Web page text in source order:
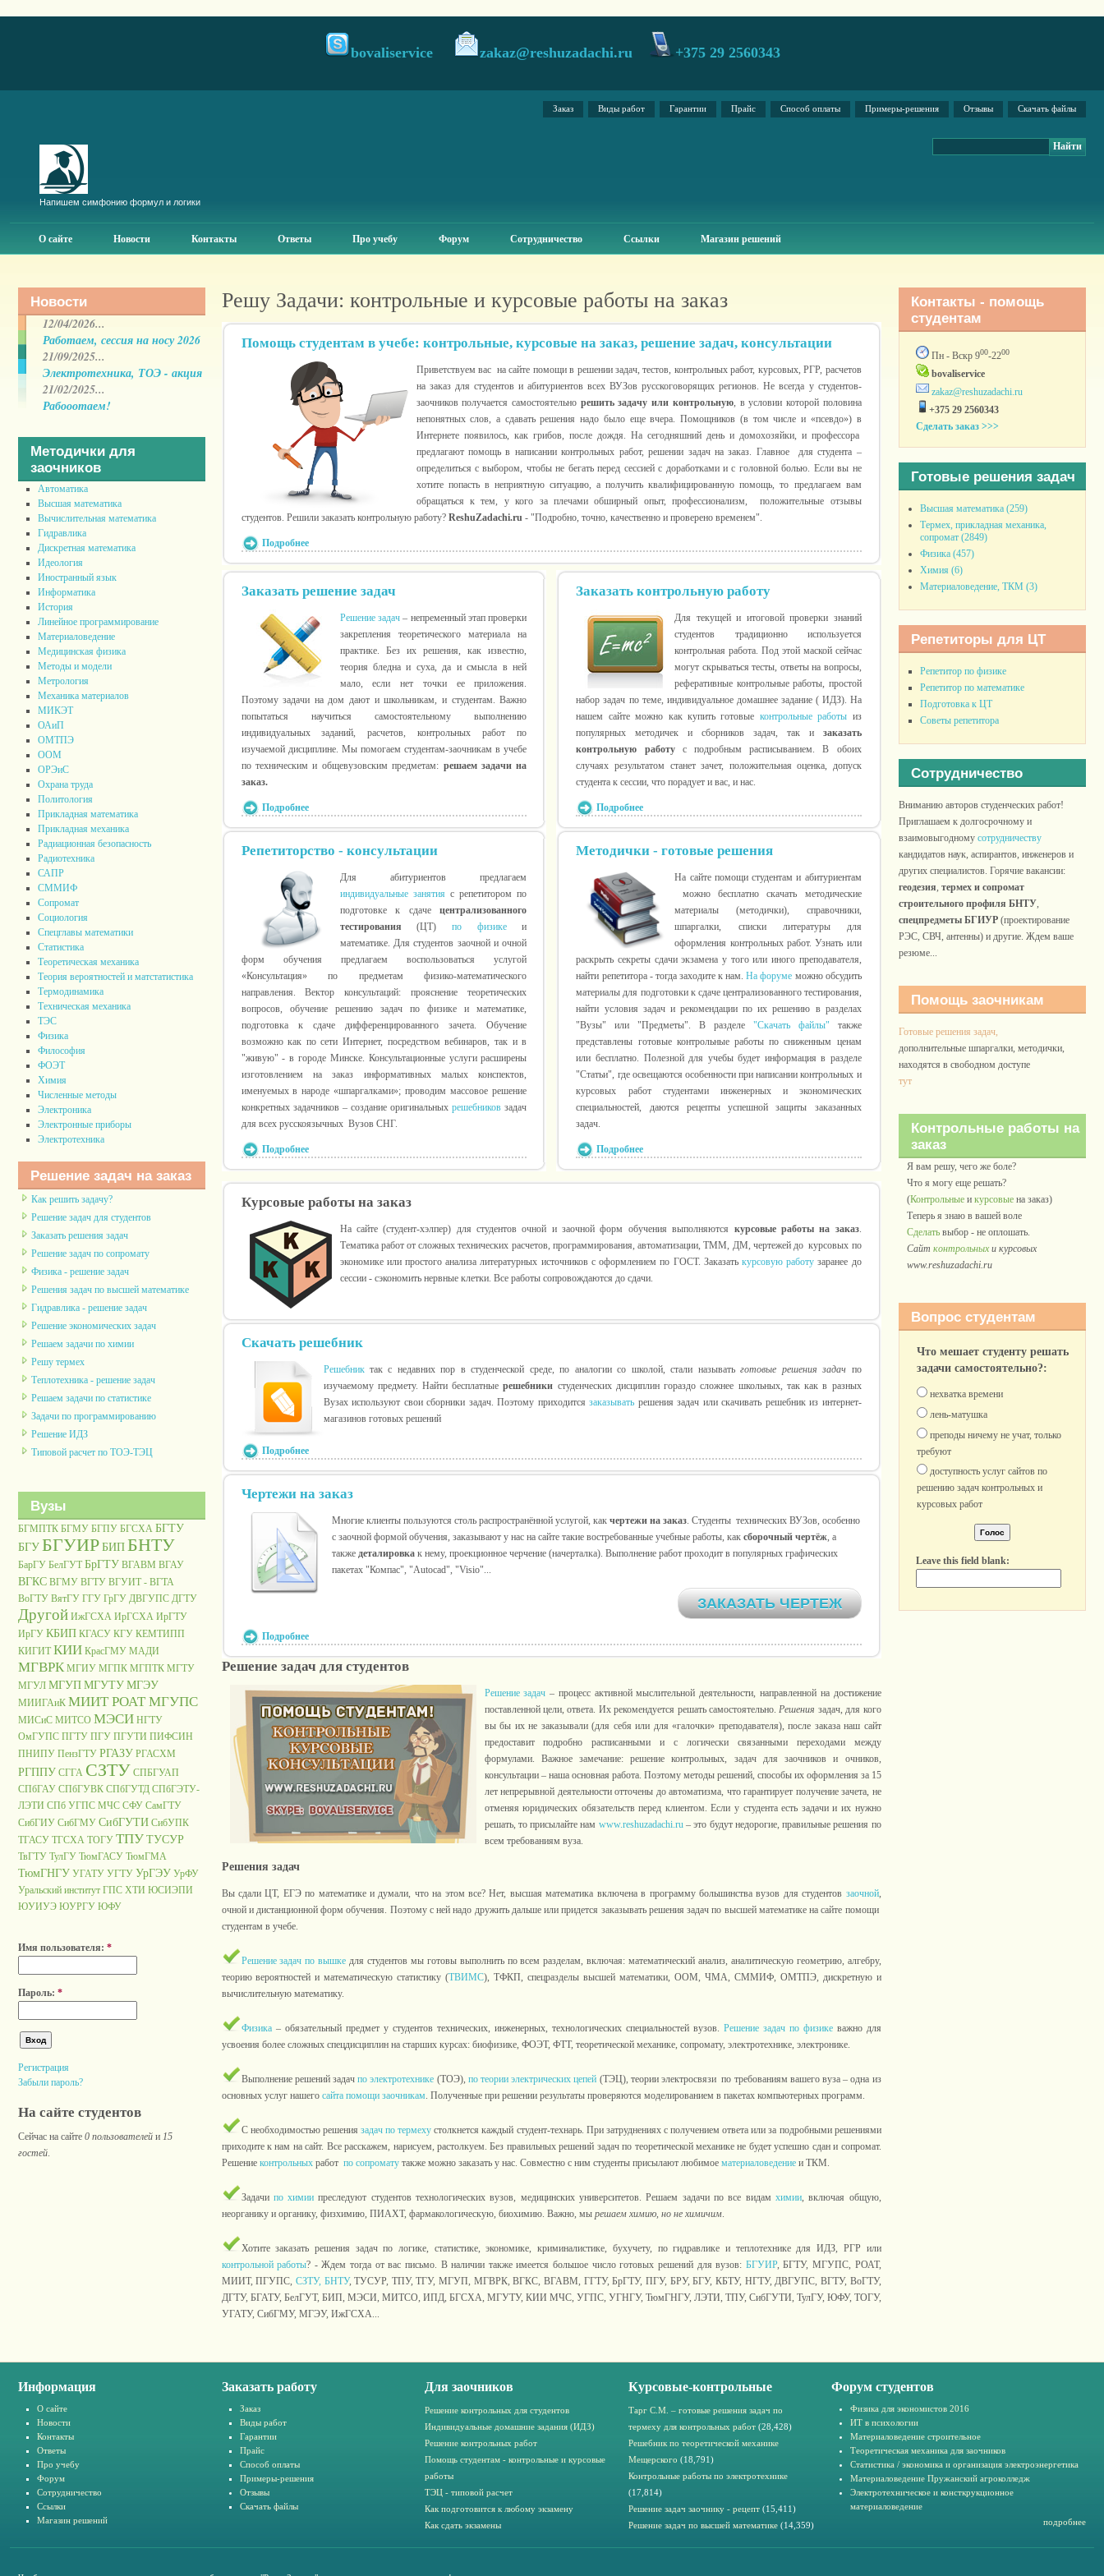
bovaliservice zakaz@reshuzadachi.ru +375 29 2560343
Заказ Виды работ Гарантии Прайс Способ оплаты Примеры-решения Отзывы Скачать файлы
Напишем симфонию формул и логики
О сайте Новости Контакты Ответы Про учебу Форум Сотрудничество Ссылки Магазин решений
Новости
12/04/2026...
Работаем, сессия на носу 2026
21/09/2025...
Электротехника, ТОЭ - акция
21/02/2025...
Рабооотаем!
Методички для
заочников
Автоматика
Высшая математика
Вычислительная математика
Гидравлика
Дискретная математика
Идеология
Иностранный язык
Информатика
История
Линейное программирование
Материаловедение
Медицинская физика
Методы и модели
Метрология
Механика материалов
МИКЭТ
ОАиП
ОМТПЭ
ООМ
ОРЭиС
Охрана труда
Политология
Прикладная математика
Прикладная механика
Радиационная безопасность
Радиотехника
САПР
СММИФ
Сопромат
Социология
Спецглавы математики
Статистика
Теоретическая механика
Теория вероятностей и матстатистика
Термодинамика
Техническая механика
ТЭС
Физика
Философия
ФОЭТ
Химия
Численные методы
Электроника
Электронные приборы
Электротехника
Решение задач на заказ
Как решить задачу?
Решение задач для студентов
Заказать решения задач
Решение задач по сопромату
Физика - решение задач
Решения задач по высшей математике
Гидравлика - решение задач
Решение экономических задач
Решаем задачи по химии
Решу термех
Теплотехника - решение задач
Решаем задачи по статистике
Задачи по программированию
Решение ИДЗ
Типовой расчет по ТОЭ-ТЭЦ
Вузы
БГМПТК БГМУ БГПУ БГСХА БГТУ
БГУБГУИРБИПБНТУ
БарГУ БелГУТ БрГТУ ВГАВМ ВГАУ
ВГКС ВГМУ ВГТУ ВГУИТ - ВГТА
ВоГТУ ВятГУ ГГУ ГрГУ ДВГУПС ДГТУ
Другой ИжГСХА ИрГСХА ИрГТУ
ИрГУ КБИП КГАСУ КГУ КЕМТИПП
КИГИТ КИИ КрасГМУ МАДИ
МГВРК МГИУ МГПК МГПТК МГТУ
МГУЛ МГУПМГУТУМГЭУ
МИИГАиК МИИТ РОАТ МГУПС
МИСиС МИТСО МЭСИ НГТУ
ОмГУПС ПГТУ ПГУ ПГУТИ ПИФСИН
ПНИПУ ПензГТУ РГАЗУ РГАСХМ
РГППУ СГГА СЗТУ СПБГУАП
СПбГАУ СПбГУВК СПбГУТД СПбГЭТУ-
ЛЭТИ СПб УГПС МЧС СФУ СамГТУ
СибГИУ СибГМУ СибГУТИ СибУПК
ТГАСУ ТГСХА ТОГУ ТПУТУСУР
ТвГТУ ТулГУ ТюмГАСУ ТюмГМА
ТюмГНГУ УГАТУ УГТУ УрГЭУ УрФУ
Уральский институт ГПС ХТИ ЮСИЭПИ
ЮУИУЭ ЮУРГУ ЮФУ
Имя пользователя: *
Пароль: *
Регистрация
Забыли пароль?
На сайте студентов
Сейчас на сайте 0 пользователей и 15
гостей
Решу Задачи: контрольные и курсовые работы на заказ
Помощь студентам в учебе: контрольные, курсовые на заказ, решение задач, консультации
Приветствуем вас на сайте помощи в решении задач, тестов, контрольных работ, курсовых, РГР, расчетов
на заказ для студентов и абитуриентов всех ВУЗов русскоговорящих регионов. Не всегда у студентов-
заочников получается самостоятельно решить задачуили контрольную, в условии которой половина
непонятных слов, а сдавать решения надо было еще вчера. Помощников (в том числе и «псевдо») в
Интернете появилось, как грибов, после дождя. На сегодняшний день и домохозяйки, и профессора
предлагают помощь в написании контрольных работ, решении задач на заказ. Главное для студента –
определиться с выбором, чтобы не бегать перед сессией с доработками и с головной болью. Если вы не
хотите попасть в неприятную ситуацию, а получить квалифицированную помощь, то предлагаем вам
обращаться к тем, у кого за плечами обширный опыт, профессионализм, положительные отзывы
студентов. Решили заказать контрольную работу? ReshuZadachi.ru- "Подробно, точно, качественно и проверено временем".
Подробнее
Заказать решение задач
Решение задач– непременный этап проверки
закрепления теоретического материала на
практике. Без их решения, как известно,
теория бледна и суха, да и смысла в ней
мало, если нет точки ее приложения.
Поэтому задачи на дом дают и школьникам, и студентам. Важно
попытаться научиться самостоятельному выполнению
индивидуальных заданий, расчетов, контрольных работ по
изучаемой дисциплине. Мы помогаем студентам-заочникам в учебе
по техническим и общевузовским предметам: решаем задачи на
заказ.
Подробнее
Репетиторство - консультации
Для абитуриентов предлагаем
индивидуальные занятия с репетитором по
подготовке к сдачецентрализованного
тестирования (ЦТ) по физикеи
математике. Для студентов заочной и очной
форм обучения предлагаем воспользоваться услугой
«Консультация» по предметам физико-математического
направления. Вектор консультаций: прояснение теоретических
вопросов, обучение решению задач по физике и математике,
подготовка к сдаче дифференцированного зачета. Обучение
возможно как по сети Интернет, посредством вебинаров, так и в
"живую" - в городе Минске. Консультационные услуги расширены
изготовлением на заказ информативных малых конспектов,
именуемых в народе «шпаргалками»; проводим массовое решение
конкретных задачников – создание оригинальныхрешебников задач
для всех русскоязычных Вузов СНГ.
Подробнее
Заказать контрольную работу
Для текущей и итоговой проверки знаний
студентов традиционно используется
контрольная работа. Под этой маской сейчас
могут скрываться тесты, ответы на вопросы,
реферативные контрольные работы, простой
набор задач по теме, индивидуальное домашнее задание ( ИДЗ). На
нашем сайте можно как купить готовые контрольные работы из
популярных методичек и сборников задач, так изаказать
контрольную работус подробным расписыванием. В обоих
случаях результатом станет зачет, положительная оценка, допуск
студента к сессии, что порадует и вас, и нас.
Подробнее
Методички - готовые решения
На сайте помощи студентам и абитуриентам
можно бесплатно скачать методические
материалы (методички), справочники,
шпаргалки, списки литературы для
оформления контрольных работ. Узнать или
раскрыть секреты сдачи экзамена у того или иного преподавателя,
найти репетитора - тогда заходите к нам.На форуме можно обсудить
материалы для подготовки к сдаче централизованного тестирования,
найти условия задач и рекомендации по их решению в разделах
"Вузы" или "Предметы". В разделе "Скачать файлы" также
представлены готовые контрольные работы по сниженным ценам
или бесплатно. Полезной для учебы будет информация в разделе
"Статьи", где освещаются особенности при написании контрольных и
курсовых работ студентами инженерных и экономических
специальностей, даются рецепты успешной защиты заказанных
задач.
Подробнее
Курсовые работы на заказ
На сайте (студент-хэлпер) для студентов очной и заочной форм обучения выполняются курсовые работы на заказ.
Тематика работ от сложных технических расчетов, программирования, автоматизации, ТММ, ДМ, чертежей до курсовых по
экономике или простого анализа литературных источников с оформлением по ГОСТ. Заказать курсовую работу заранее до
сессии - сэкономить нервные клетки. Все работы сопровождаются до сдачи.
Скачать решебник
Решебниктак с недавних пор в студенческой среде, по аналогии со школой, стали называтьготовые решения задач по
изучаемому предмету. Найти бесплатныерешебники студенческих дисциплин гораздо сложнее школьных, так как в разных
Вузах используют свои сборники задач. Поэтому приходитсязаказывать решения задач или скачивать решебник из интернет-
магазинов готовых решений
Подробнее
Чертежи на заказ
Многие клиенты пользуются столь распространённой услугой, как чертежи на заказ. Студенты технических ВУЗов, особенно
с заочной формой обучения, заказывают у нас на сайте такие востребованные учебные работы, как сборочный чертёж, а
также деталировкак нему, проекционное черчение (начерталка). Выполнение работ проходит в популярных графических
пакетах "Компас", "Autocad", "Visio"...
ЗАКАЗАТЬ ЧЕРТЕЖ
Подробнее
Решение задач для студентов
Решение задач– процесс активной мыслительной деятельности, направленной на достижение
поставленной цели, ответа. Их рекомендуется решать самостоятельно.Решения задач, для кого
вы бы их не заказывали (для себя или для «галочки» преподавателя), после заказа наш сайт
предоставит подробно расписанными и с логически связанными переходами между
формулами. Важное замечание: решение контрольных, задач для заочников и очников,
консультации – наша основная работа. Поэтому методы решений, способы их оформления за 15
лет непрерывной деятельности отточены до автоматизма, что гарантирует получение зачета, не
отменяя юридических обязательств перед клиентом. Если у студента есть задачи и их нужно
решать, то присылайте нам www.reshuzadachi.ru– это будут недорогие, правильные решения по
всем требованиям вуза.
Решения задач
Вы сдали ЦТ, ЕГЭ по математике и думали, что на этом все? Нет, высшая математика включена в программу большинства вузов для студентов заочной,
очной и дистанционной форм обучения. Поэтому с ней надо дружить дальше или придется заказывать решения задач по высшей математике на сайте помощи
студентам в учебе.
Решение задач по вышке для студентов мы готовы выполнить по всем разделам, включая: математический анализ, аналитическую геометрию, алгебру,
теорию вероятностей и математическую статистику (ТВИМС), ТФКП, спецразделы высшей математики, ООМ, ЧМА, СММИФ, ОМТПЭ, дискретную и
вычислительную математику.
Физика– обязательный предмет у студентов технических, инженерных, технологических специальностей вузов. Решение задач по физикеважно для
усвоения более сложных спецдисциплин на старших курсах: биофизике, ФОЭТ, ФТТ, теоретической механике, сопромату, электротехнике, электронике.
Выполнение решений задачпо электротехнике (ТОЭ), по теории электрических цепей (ТЭЦ), теории электросвязи по требованиям вашего вуза – одна из
основных услуг нашего сайта помощи заочникам. Полученные при решении результаты проверяются моделированием в пакетах компьютерных программ.
С необходимостью решения задач по термеху столкнется каждый студент-технарь. При затруднениях с получением ответа или за подробными решениями
приходите к нам на сайт. Все расскажем, нарисуем, растолкуем. Без правильных решений задач по теоретической механике не будет успешно сдан и сопромат.
Решение контрольныхработ по сопроматутакже можно заказать у нас. Совместно с ним студенты присылают любимое материаловедениеи ТКМ.
Задачи по химии преследуют студентов технологических вузов, медицинских университетов. Решаем задачи по все видам химии, включая общую,
неорганику и органику, физхимию, ПИАХТ, фармакологическую, биохимию. Важно, мы решаем химию, но не химичим.
Хотите заказать решения задач по логике, статистике, экономике, криминалистике, бухучету, по гидравлике и теплотехнике для ИДЗ, РГР или
контрольной работы? - Ждем тогда от вас письмо. В наличии также имеется большое число готовых решений для вузов: БГУИР, БГТУ, МГУПС, РОАТ,
МИИТ, ПГУПС, СЗТУ, БНТУ, ТУСУР, ТПУ, ТГУ, МГУП, МГВРК, ВГКС, ВГАВМ, ГГТУ, БрГТУ, ПГУ, БРУ, БГУ, КБТУ, НГТУ, ДВГУПС, ВГТУ, ВоГТУ,
ДГТУ, БГАТУ, БелГУТ, БИП, МЭСИ, МИТСО, ИПД, БГСХА, МГУТУ, КИИ МЧС, УГПС, УГНГУ, ТюмГНГУ, ЛЭТИ, ТПУ, СибГУТИ, ТулГУ, ЮФУ, ТОГУ,
УГАТУ, СибГМУ, МГЭУ, ИжГСХА...
Контакты - помощь
студентам
Пн - Вскр 900-2200
bovaliservice
zakaz@reshuzadachi.ru
+375 29 2560343
Сделать заказ >>>
Готовые решения задач
Высшая математика (259)
Термех, прикладная механика,
сопромат (2849)
Физика (457)
Химия (6)
Материаловедение, ТКМ (3)
Репетиторы для ЦТ
Репетитор по физике
Репетитор по математике
Подготовка к ЦТ
Советы репетитора
Сотрудничество
Вниманию авторов студенческих работ!
Приглашаем к долгосрочному и
взаимовыгодномусотрудничеству
кандидатов наук, аспирантов, инженеров и
других специалистов. Горячие вакансии:
геодезия, термех и сопромат
строительного профиля БНТУ,
спецпредметы БГИУР (проектирование
РЭС, СВЧ, антенны) и другие. Ждем ваше
резюме...
Помощь заочникам
Готовые решения задач,
дополнительные шпаргалки, методички,
находятся в свободном доступе
тут
Контрольные работы на
заказ
Я вам решу, чего же боле?
Что я могу еще решать?
(Контрольные икурсовые на заказ)
Теперь я знаю в вашей воле
Сделать выбор - не оплошать.
Сайтконтрольных и курсовых
www.reshuzadachi.ru
Вопрос студентам
Что мешает студенту решать
задачи самостоятельно?:
нехватка времени
лень-матушка
преподы ничему не учат, только
требуют
доступность услуг сайтов по
решению задач контрольных и
курсовых работ
Leave this field blank:
Информация
О сайте
Новости
Контакты
Ответы
Про учебу
Форум
Сотрудничество
Ссылки
Магазин решений
Заказать работу
Заказ
Виды работ
Гарантии
Прайс
Способ оплаты
Примеры-решения
Отзывы
Скачать файлы
Для заочников
Решение контрольных для студентов
Индивидуальные домашние задания (ИДЗ)
Решение контрольных работ
Помощь студентам - контрольные и курсовые
работы
ТЭЦ - типовой расчет
Как подготовится к любому экзамену
Как сдать экзамены
Курсовые-контрольные
Тарг С.М. – готовые решения задач по
термеху для контрольных работ (28,428)
Решебник по теоретической механике
Мещерского (18,791)
Контрольные работы по электротехнике
(17,814)
Решение задач заочнику - рецепт (15,411)
Решение задач по высшей математике (14,359)
Форум студентов
Физика для экономистов 2016
ИТ в психологии
Материаловедение строительное
Теоретическая механика для заочников
Статистика / экономика и организация электроэнергетика
Материаловедение Пружанский агроколледж
Электротехническое и консткрукционное
материаловедение
подробнее